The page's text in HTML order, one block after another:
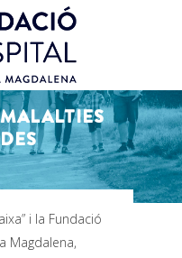
i la Fundació
Magdalena,